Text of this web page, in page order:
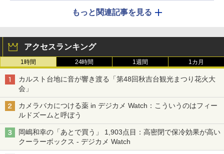
もっと関連記事を見る
アクセスランキング
1時間 24時間 1週間 1カ月
カルスト台地に音が響き渡る「第48回秋吉台観光まつり花火大
会」
カメラバカにつける薬 in デジカメ Watch：こういうのはフィー
ルドズームと呼ぼう
岡嶋和幸の「あとで買う」 1,903点目：高密閉で保冷効果が高い
クーラーボックス - デジカメ Watch